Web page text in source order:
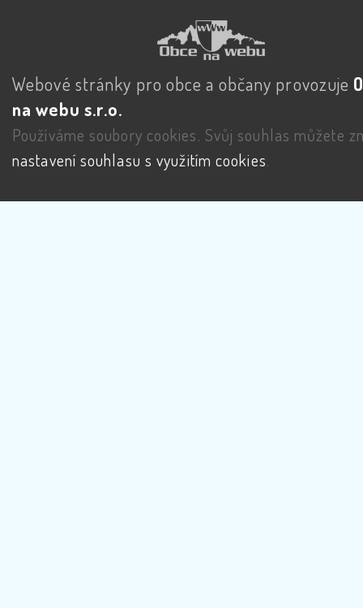
Webové stránky pro obce a občany provozuje
na webu s.r.o.
Používáme soubory cookies. Svůj souhlas můžete
nastavení souhlasu s využitím cookies.